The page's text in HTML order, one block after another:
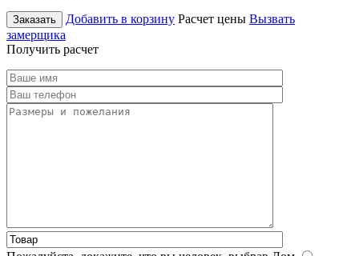
Заказать Добавить в корзину Расчет цены Вызвать
замерщика
Получить расчет